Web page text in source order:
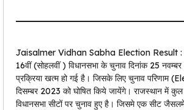
Jaisalmer Vidhan Sabha Election Result :
16वीं (सोहलवीं ) विधानसभा के चुनाव दिनांक 25
प्रक्रिया खत्म हो गई है। जिसके लिए चुनाव परिणाम
दिसम्बर 2023 को घोषित किये जायेंगे। राजस्थान में
विधानसभा सीटों पर चुनाव हुए है। जिसमे एक सीट